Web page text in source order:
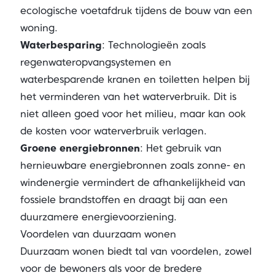
ecologische voetafdruk tijdens de bouw van een
woning.
Waterbesparing: Technologieën zoals
regenwateropvangsystemen en
waterbesparende kranen en toiletten helpen bij
het verminderen van het waterverbruik. Dit is
niet alleen goed voor het milieu, maar kan ook
de kosten voor waterverbruik verlagen.
Groene energiebronnen: Het gebruik van
hernieuwbare energiebronnen zoals zonne- en
windenergie vermindert de afhankelijkheid van
fossiele brandstoffen en draagt bij aan een
duurzamere energievoorziening.
Voordelen van duurzaam wonen
Duurzaam wonen biedt tal van voordelen, zowel
voor de bewoners als voor de bredere